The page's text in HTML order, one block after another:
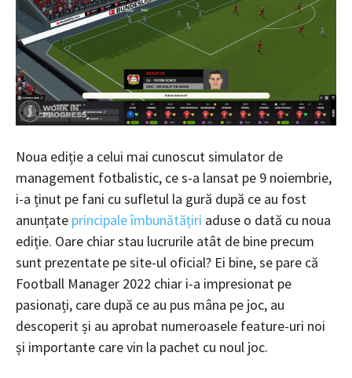
Noua ediție a celui mai cunoscut simulator de
management fotbalistic, ce s-a lansat pe 9 noiembrie,
i-a ținut pe fani cu sufletul la gură după ce au fost
anunțate principale îmbunătățiri aduse o dată cu noua
ediție. Oare chiar stau lucrurile atât de bine precum
sunt prezentate pe site-ul oficial? Ei bine, se pare că
Football Manager 2022 chiar i-a impresionat pe
pasionați, care după ce au pus mâna pe joc, au
descoperit și au aprobat numeroasele feature-uri noi
și importante care vin la pachet cu noul joc.